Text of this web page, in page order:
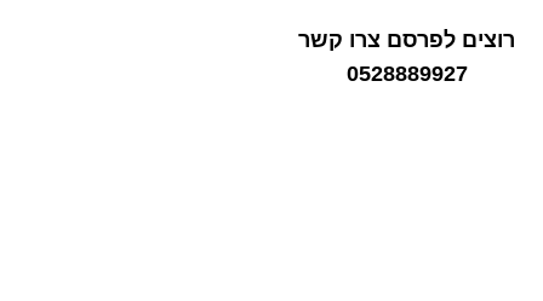
רוצים לפרסם צרו קשר
0528889927